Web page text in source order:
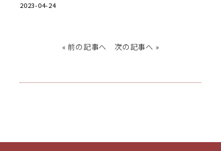
2023-04-24
«前の記事へ 次の記事へ »